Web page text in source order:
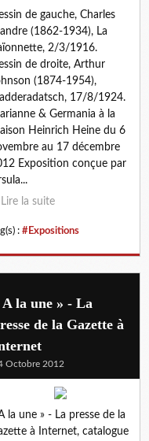
de gauche, Charles
(1862-1934), La
2/3/1916.
de droite, Arthur
(1874-1954),
17/8/1924.
& Germania à la
Heinrich Heine du 6
au 17 décembre
Exposition conçue par
Lire la suite
: #Expositions
A la une » - La
de la Gazette à
Octobre 2012
la une » - La presse de la
à Internet, catalogue